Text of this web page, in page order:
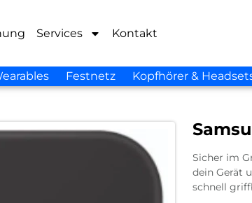
Services Kontakt
Festnetz Kopfhörer &
Sicher im
dein Gerät
schnell